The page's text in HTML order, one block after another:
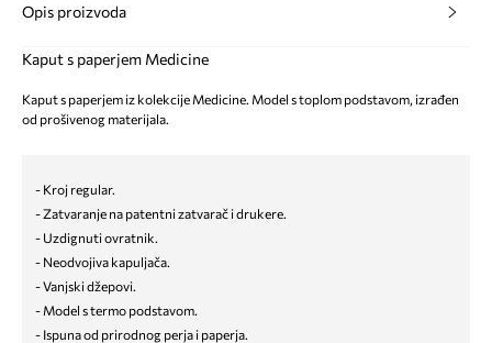
Opis proizvoda
Kaput s paperjem Medicine
Kaput s paperjem iz kolekcije Medicine. Model s toplom podstavom, izrađen
od prošivenog materijala.
- Kroj regular.
- Zatvaranje na patentni zatvarač i drukere.
- Uzdignuti ovratnik.
- Neodvojiva kapuljača.
- Vanjski džepovi.
- Model s termo podstavom.
- Ispuna od prirodnog perja i paperja.